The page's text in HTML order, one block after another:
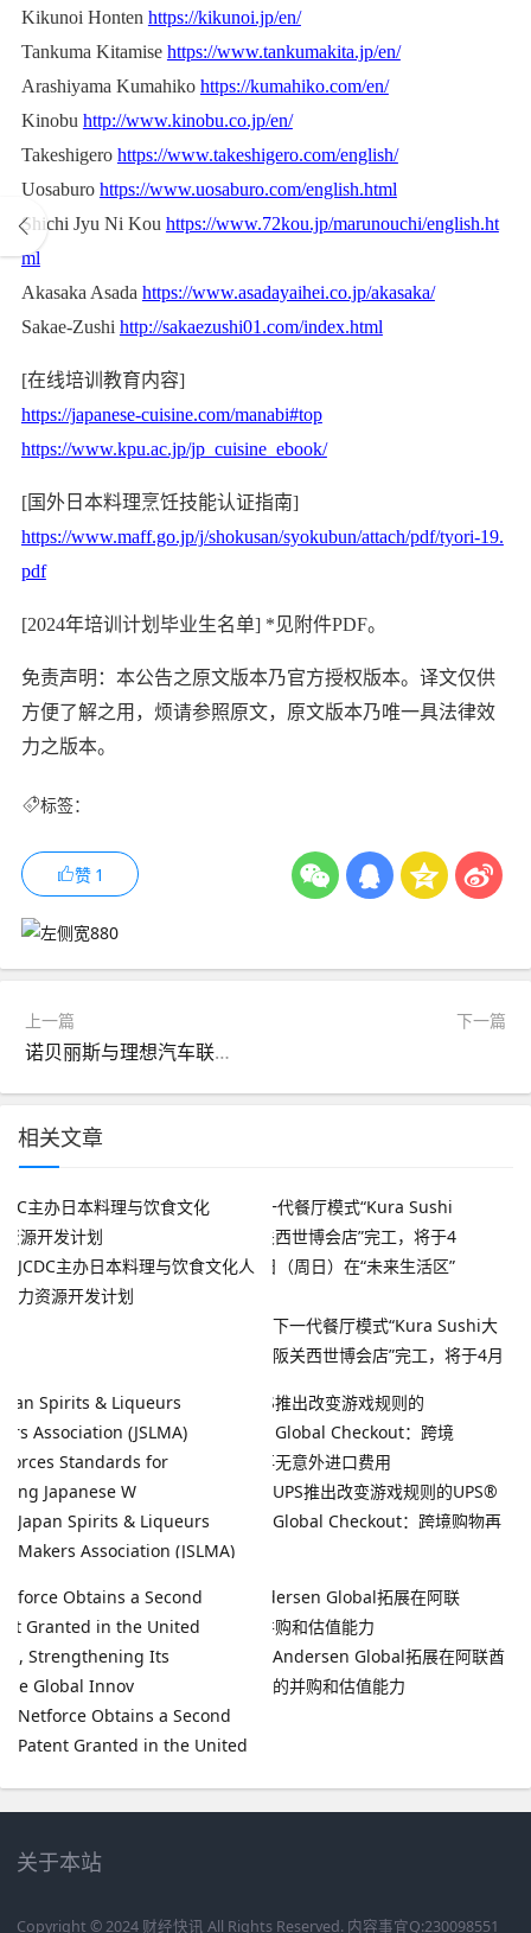
Kikunoi Honten https://kikunoi.jp/en/
Tankuma Kitamise https://www.tankumakita.jp/en/
Arashiyama Kumahiko https://kumahiko.com/en/
Kinobu http://www.kinobu.co.jp/en/
Takeshigero https://www.takeshigero.com/english/
Uosaburo https://www.uosaburo.com/english.html
Shichi Jyu Ni Kou https://www.72kou.jp/marunouchi/english.ht
ml
Akasaka Asada https://www.asadayaihei.co.jp/akasaka/
Sakae-Zushi http://sakaezushi01.com/index.html
[在线培训教育内容]
https://japanese-cuisine.com/manabi#top
https://www.kpu.ac.jp/jp_cuisine_ebook/
[国外日本料理烹饪技能认证指南]
https://www.maff.go.jp/j/shokusan/syokubun/attach/pdf/tyori-19.
pdf
[2024年培训计划毕业生名单] *见附件PDF。
免责声明：本公告之原文版本乃官方授权版本。译文仅供
方便了解之用，烦请参照原文，原文版本乃唯一具法律效
力之版本。
标签：
赞 1
上一篇
诺贝丽斯与理想汽车联合实验室正式启航，开拓铝合金创新应用
下一篇
相关文章
JCDC主办日本料理与饮食文化人
力资源开发计划
下一代餐厅模式“Kura Sushi大
阪关西世博会店”完工，将于4月
业！
Japan Spirits & Liqueurs
Makers Association (JSLMA)
Labeling Japanese W
UPS推出改变游戏规则的UPS®
Global Checkout：跨境购物再
Netforce Obtains a Second
Patent Granted in the United
Andersen Global拓展在阿联酋
的并购和估值能力
关于本站
Copyright © 2024 财经快讯 All Rights Reserved. 内容事宜Q:230098551